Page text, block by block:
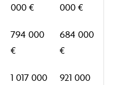
000 €
000 €
794 000
€
684 000
€
1 017 000 921 000